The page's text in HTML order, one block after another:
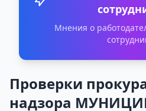
Мнения о
Проверки
надзора